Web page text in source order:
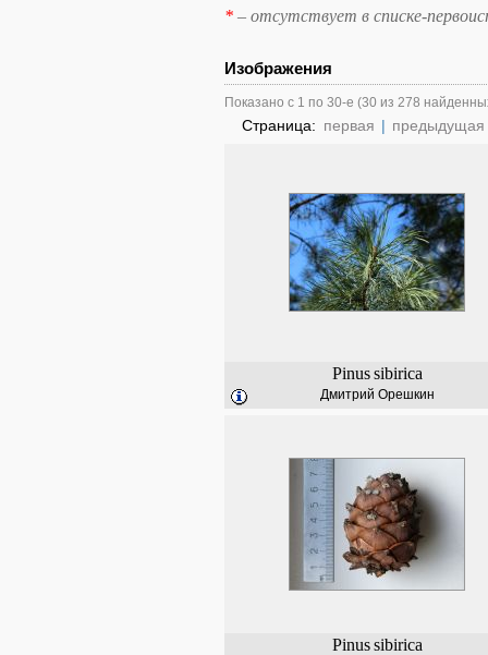
* – отсутствует в списке-
Изображения
Показано с 1 по 30-е (30 из 278
Страница: первая | предыдущая
Pinus sibirica
Дмитрий Орешкин
Pinus sibirica